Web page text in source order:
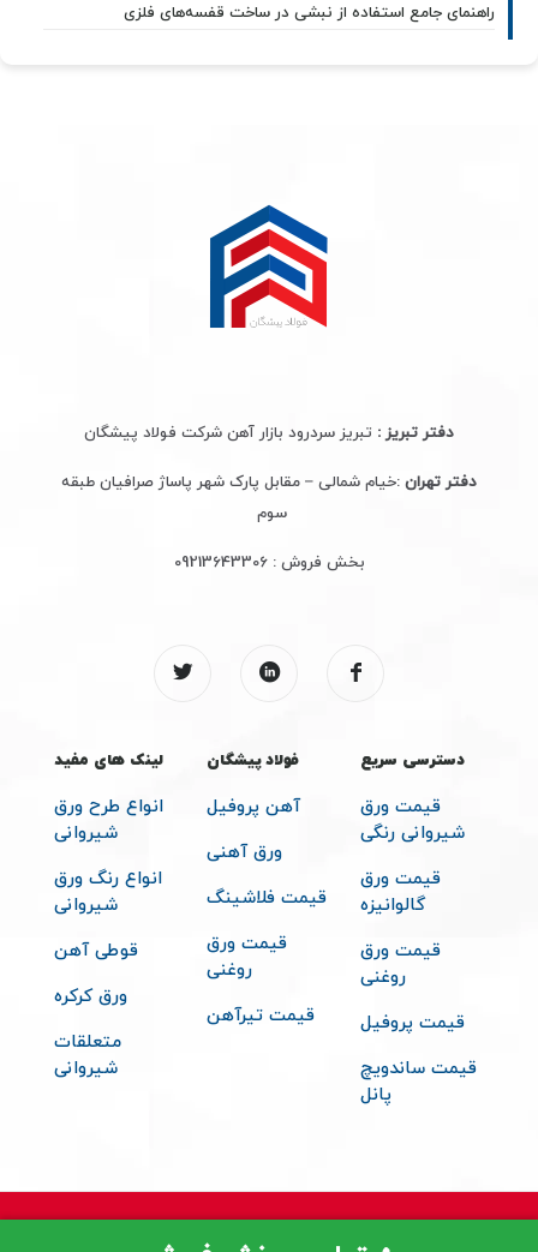
راهنمای جامع استفاده از نبشی در ساخت قفسه‌های فلزی
دفتر تبریز : تبریز سردرود بازار آهن شرکت فولاد پیشگان
دفتر تهران :خیام شمالی – مقابل پارک شهر پاساژ صرافیان طبقه
سوم
بخش فروش :09213643306
دسترسی سریع
قیمت ورق
شیروانی رنگی
قیمت ورق
گالوانیزه
قیمت ورق
روغنی
قیمت پروفیل
قیمت ساندویچ
پانل
فولاد پیشگان
آهن پروفیل
ورق آهنی
قیمت فلاشینگ
قیمت ورق
روغنی
قیمت تیرآهن
لینک های مفید
انواع طرح ورق
شیروانی
انواع رنگ ورق
شیروانی
قوطی آهن
ورق کرکره
متعلقات
شیروانی